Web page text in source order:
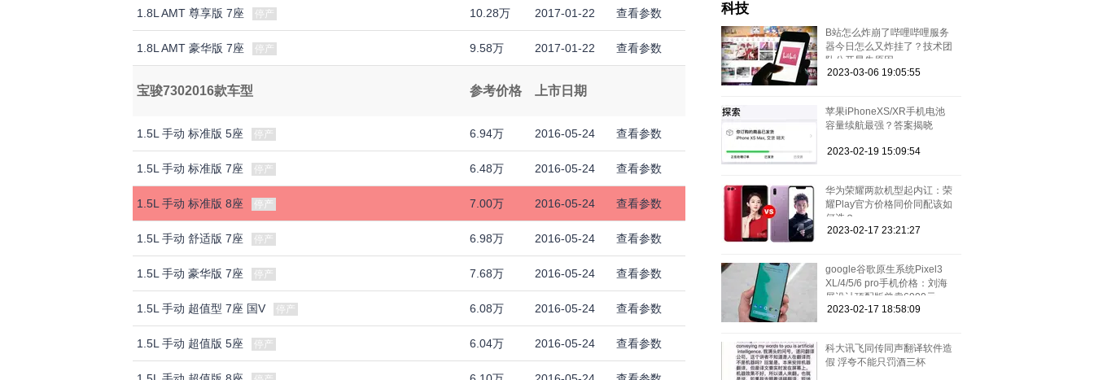
1.8L AMT 尊享版 7座 停产 10.28万 2017-01-22 查看参数
1.8L AMT 豪华版 7座 停产 9.58万 2017-01-22 查看参数
宝骏7302016款车型 参考价格 上市日期
1.5L 手动 标准版 5座 停产 6.94万 2016-05-24 查看参数
1.5L 手动 标准版 7座 停产 6.48万 2016-05-24 查看参数
1.5L 手动 标准版 8座 停产 7.00万 2016-05-24 查看参数
1.5L 手动 舒适版 7座 停产 6.98万 2016-05-24 查看参数
1.5L 手动 豪华版 7座 停产 7.68万 2016-05-24 查看参数
1.5L 手动 超值型 7座 国V 停产 6.08万 2016-05-24 查看参数
1.5L 手动 超值版 5座 停产 6.04万 2016-05-24 查看参数
科技
B站怎么炸崩了哔哩哔哩服务
器今日怎么又炸挂了？技术团
队公开早先原因
2023-03-06 19:05:55
苹果iPhoneXS/XR手机电池
容量续航最强？答案揭晓
2023-02-19 15:09:54
华为荣耀两款机型起内讧：荣
耀Play官方价格同价同配该如
何选？
2023-02-17 23:21:27
google谷歌原生系统Pixel3
XL/4/5/6 pro手机价格：刘海
屏设计顶配版曾卖6900元
2023-02-17 18:58:09
科大讯飞同传同声翻译软件造
假 浮夸不能只罚酒三杯